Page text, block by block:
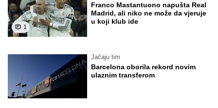
1
Franco Mastantuono napušta Real
Madrid, ali niko ne može da vjeruje
u koji klub ide
Jačaju tim
Barcelona oborila rekord novim
ulaznim transferom